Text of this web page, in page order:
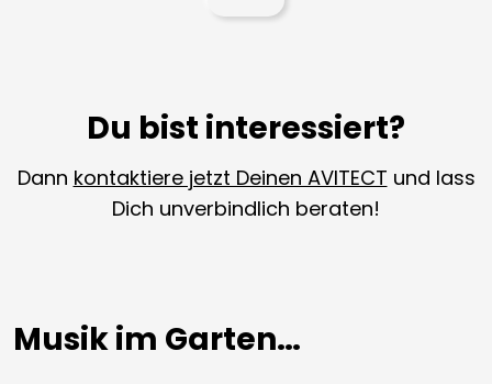
Du bist interessiert?
Dann kontaktiere jetzt Deinen AVITECT und lass
Dich unverbindlich beraten!
Musik im Garten…